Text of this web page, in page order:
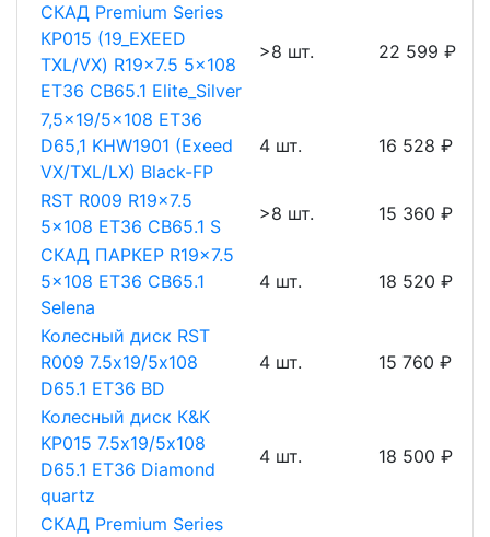
СКАД Premium Series
КР015 (19_EXEED
TXL/VX) R19x7.5 5x108
ET36 CB65.1 Elite_Silver
>8 шт. 22 599 ₽
7,5x19/5x108 ET36
D65,1 KHW1901 (Exeed
VX/TXL/LX) Black-FP
4 шт. 16 528 ₽
RST R009 R19x7.5
5x108 ET36 CB65.1 S
>8 шт.
15 360 ₽
СКАД ПАРКЕР R19x7.5
5x108 ET36 CB65.1
Selena
4 шт. 18 520 ₽
Колесный диск RST
R009 7.5х19/5х108
D65.1 ET36 BD
4 шт. 15 760 ₽
Колесный диск К&К
KP015 7.5х19/5х108
D65.1 ET36 Diamond
quartz
4 шт. 18 500 ₽
СКАД Premium Series